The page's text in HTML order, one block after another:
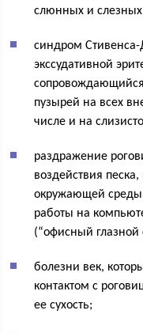
слюнных и
синдром
экссудативной
пузырей на всех
числе и на
раздражение
воздействия
окружающей среды,
работы на
(“офисный глазной
болезни век,
контактом с
ее сухость;